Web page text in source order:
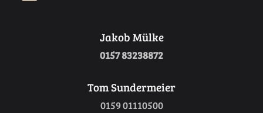
Jakob Mülke
0157 83238872
Tom Sundermeier
0159 01110500